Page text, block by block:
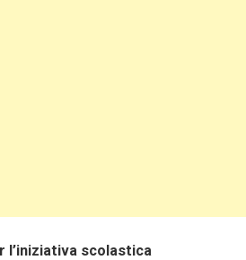
l’iniziativa scolastica